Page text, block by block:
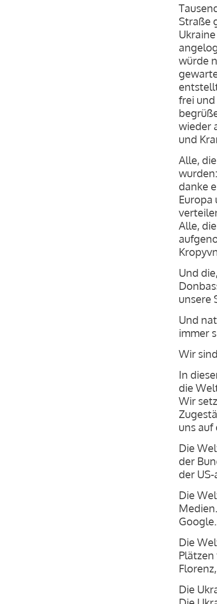
Straße
würde
frei
wieder
und
Alle,
danke
Alle,
Und
unsere
Und
immer
Wir
In
die
Wir
uns auf
Die
der
der
Die
Google.
Die
Die